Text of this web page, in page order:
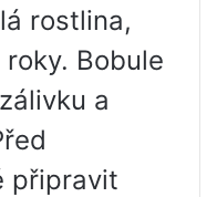
rostlina,
Bobule
a
připravit